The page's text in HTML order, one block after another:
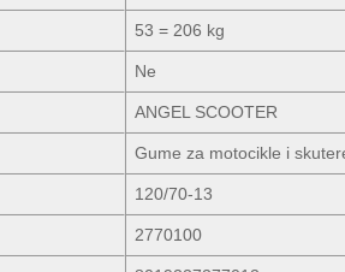
53 = 206 kg
Ne
ANGEL SCOOTER
Gume za motocikle i
120/70-13
2770100